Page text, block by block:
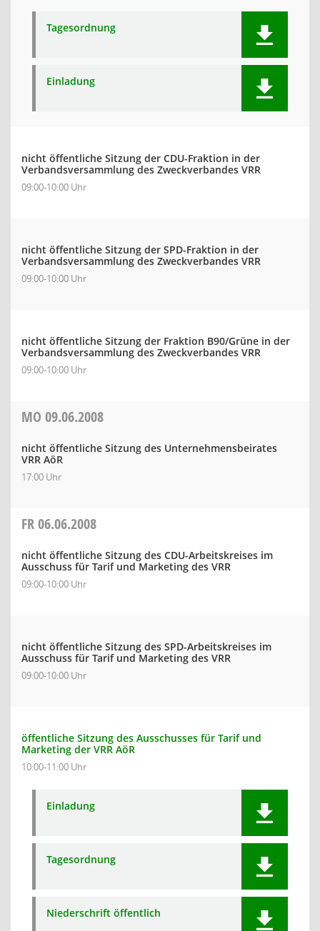
Tagesordnung
Einladung
nicht öffentliche Sitzung der CDU-Fraktion in der
Verbandsversammlung des Zweckverbandes VRR
09:00-10:00 Uhr
nicht öffentliche Sitzung der SPD-Fraktion in der
Verbandsversammlung des Zweckverbandes VRR
09:00-10:00 Uhr
nicht öffentliche Sitzung der Fraktion B90/Grüne in der
Verbandsversammlung des Zweckverbandes VRR
09:00-10:00 Uhr
MO 09.06.2008
nicht öffentliche Sitzung des Unternehmensbeirates
VRR AöR
17:00 Uhr
FR06.06.2008
nicht öffentliche Sitzung des CDU-Arbeitskreises im
Ausschuss für Tarif und Marketing des VRR
09:00-10:00 Uhr
nicht öffentliche Sitzung des SPD-Arbeitskreises im
Ausschuss für Tarif und Marketing des VRR
09:00-10:00 Uhr
öffentliche Sitzung des Ausschusses für Tarif und
Marketing der VRR AöR
10:00-11:00 Uhr
Einladung
Tagesordnung
Niederschrift öffentlich